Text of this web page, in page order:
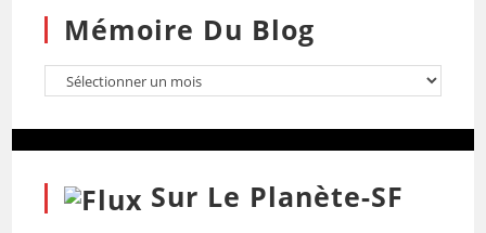
Mémoire Du Blog
Sur Le Planète-SF